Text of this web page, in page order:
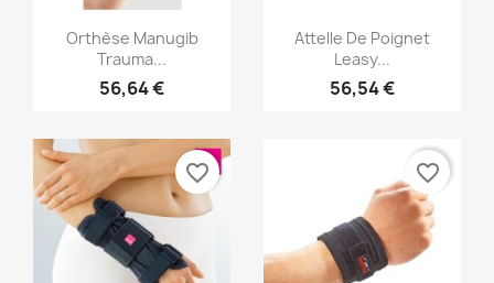
Aperçu rapide
Orthèse Manugib
Trauma...
56,64 €
Aperçu rapide
Attelle De Poignet
Leasy...
56,54 €
favorite_border favorite_border